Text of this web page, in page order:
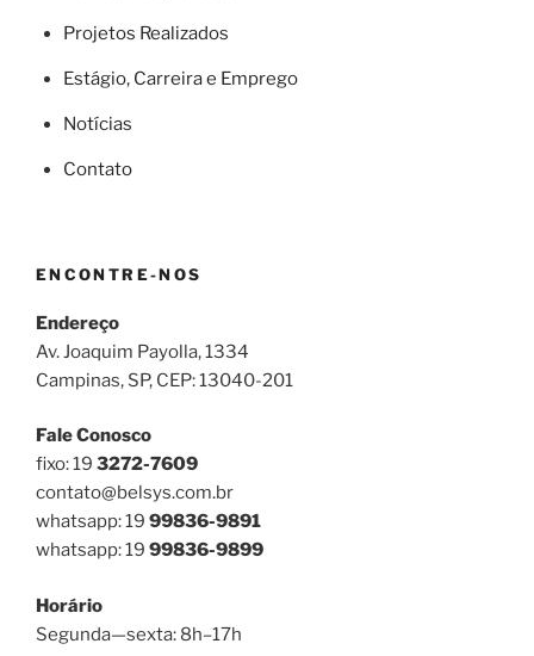
Projetos Realizados
Estágio, Carreira e Emprego
Notícias
Contato
ENCONTRE-NOS
Endereço
Av. Joaquim Payolla, 1334
Campinas, SP, CEP: 13040-201
Fale Conosco
fixo: 19 3272-7609
contato@belsys.com.br
whatsapp: 19 99836-9891
whatsapp: 19 99836-9899
Horário
Segunda—sexta: 8h–17h